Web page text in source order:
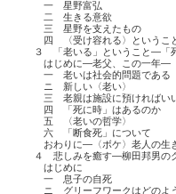
一 星野富弘
二 生きる意欲
三 星野を支えたもの
四 〈受け容れる〉というこ
３ 「老いる」ということ―「
はじめに―老父、この一年―
一 老いは社会的問題である
ニ 新しい〈老い〉
三 老親は施設に預ければい
四 「死に時」はあるのか
五 〈老いの哲学〉
六 「断食死」について
おわりに―〈ボケ〉老人の生
４ 悲しみを癒す―柳田邦男の
はじめに
一 息子の自死
ニ グリーフワークはどのよ